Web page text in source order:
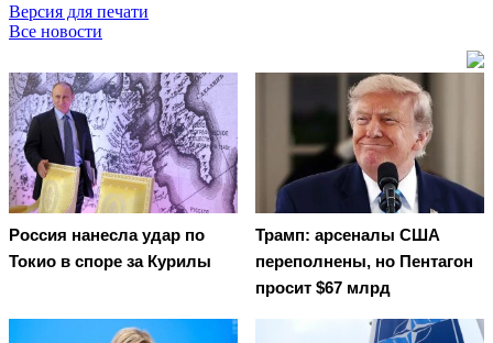
Версия для печати
Все новости
Россия нанесла удар по
Токио в споре за Курилы
Трамп: арсеналы США
переполнены, но Пентагон
просит $67 млрд